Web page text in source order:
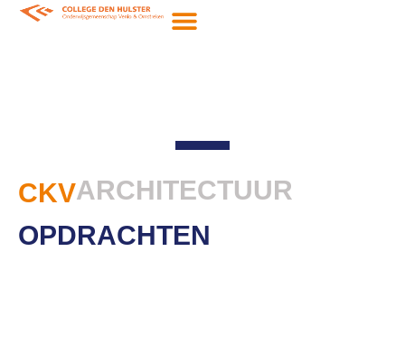
CKVARCHITECTUUR
OPDRACHTEN